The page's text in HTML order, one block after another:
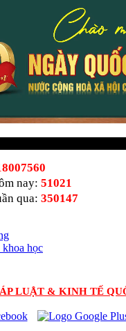
nay: 51021
qua: 350147
học
LUẬT & KINH TẾ